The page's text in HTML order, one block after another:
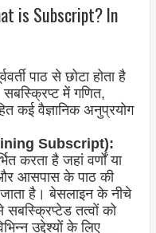
is Subscript? In
पाठ से छोटा होता है
में गणित,
कई वैज्ञानिक अनुप्रयोग
Subscript):
करता है जहां वर्णों या
आसपास के पाठ की
है। बेसलाइन के नीचे
सबस्क्रिप्टेड तत्वों को
उद्देश्यों के लिए